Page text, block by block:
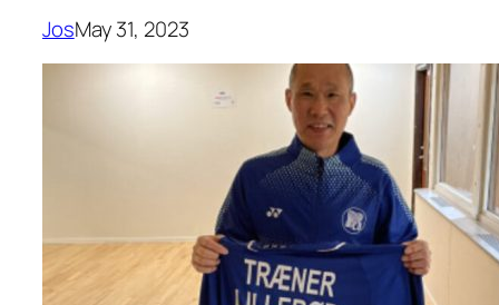
JosMay 31, 2023